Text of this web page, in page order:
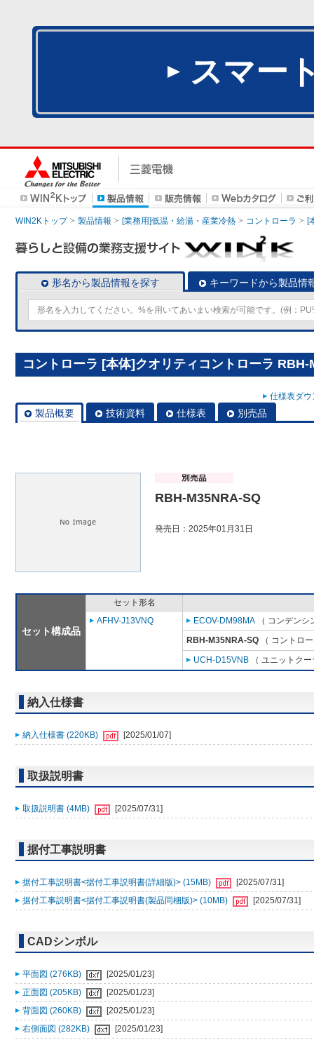
スマー
WIN2Kトップ 製品情報 [業務用]低温・給湯・産業冷熱 コントローラ [
形名から製品情報を探す キーワードから製品情
コントローラ [本体]クオリティコントローラ RBH-
仕様表ダ
製品概要 技術資料 仕様表 別売品
RBH-M35NRA-SQ
発売日：2025年01月31日
セット構成品
セット形名
AFHV-J13VNQ
ECOV-DM98MA （ コンデン
RBH-M35NRA-SQ （ コントロ
UCH-D15VNB （ ユニットク
納入仕様書
納入仕様書 (220KB) [2025/01/07]
取扱説明書
取扱説明書 (4MB) [2025/07/31]
据付工事説明書
据付工事説明書<据付工事説明書(詳細版)> (15MB)
[2025/07/31]
据付工事説明書<据付工事説明書(製品同梱版)> (10MB)
[2025/07/31]
CADシンボル
平面図 (276KB)
[2025/01/23]
正面図 (205KB)
[2025/01/23]
背面図 (260KB)
[2025/01/23]
右側面図 (282KB)
[2025/01/23]